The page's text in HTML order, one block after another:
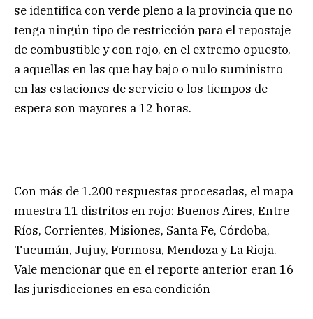
se identifica con verde pleno a la provincia que no
tenga ningún tipo de restricción para el repostaje
de combustible y con rojo, en el extremo opuesto,
a aquellas en las que hay bajo o nulo suministro
en las estaciones de servicio o los tiempos de
espera son mayores a 12 horas.
Con más de 1.200 respuestas procesadas, el mapa
muestra 11 distritos en rojo: Buenos Aires, Entre
Ríos, Corrientes, Misiones, Santa Fe, Córdoba,
Tucumán, Jujuy, Formosa, Mendoza y La Rioja.
Vale mencionar que en el reporte anterior eran 16
las jurisdicciones en esa condición